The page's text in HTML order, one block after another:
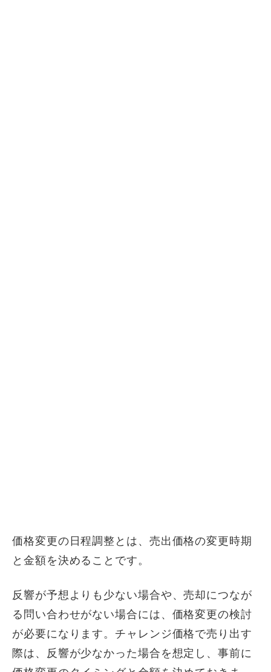
価格変更の日程調整とは、売出価格の変更時期
と金額を決めることです。
反響が予想よりも少ない場合や、売却につなが
る問い合わせがない場合には、価格変更の検討
が必要になります。チャレンジ価格で売り出す
際は、反響が少なかった場合を想定し、事前に